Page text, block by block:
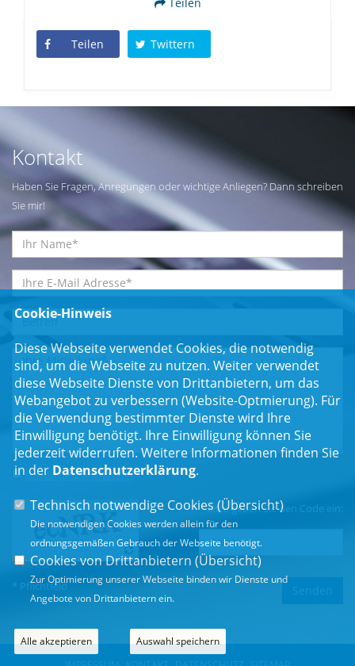
Teilen Twittern
Kontakt
Haben Sie Fragen, Anregungen oder wichtige Anliegen? Dann schreiben
Sie mir!
Einwilligungserklärung*
Bitte geben Sie den Code ein:
* Pflichtfeld
Cookie-Hinweis
Diese Webseite verwendet Cookies, die notwendig
sind, um die Webseite zu nutzen. Weiter verwendet
diese Webseite Dienste von Drittanbietern, um das
Webangebot zu verbessern (Website-Optmierung). Für
die Verwendung bestimmter Dienste wird Ihre
Einwilligung benötigt. Ihre Einwilligung können Sie
jederzeit widerrufen. Weitere Informationen finden Sie
in der Datenschutzerklärung.
Technisch notwendige Cookies (Übersicht)
Die notwendigen Cookies werden allein für den
ordnungsgemäßen Gebrauch der Webseite benötigt.
Cookies von Drittanbietern (Übersicht)
Zur Optimierung unserer Webseite binden wir Dienste und
Angebote von Drittanbietern ein.
Alle akzeptieren Auswahl speichern